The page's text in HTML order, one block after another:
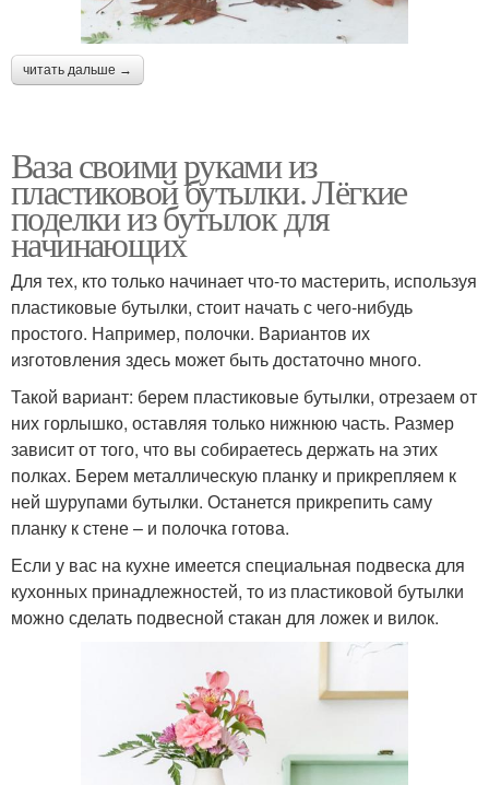
читать дальше →
Ваза своими руками из
пластиковой бутылки. Лёгкие
поделки из бутылок для
начинающих
Для тех, кто только начинает что-то мастерить, используя
пластиковые бутылки, стоит начать с чего-нибудь
простого. Например, полочки. Вариантов их
изготовления здесь может быть достаточно много.
Такой вариант: берем пластиковые бутылки, отрезаем от
них горлышко, оставляя только нижнюю часть. Размер
зависит от того, что вы собираетесь держать на этих
полках. Берем металлическую планку и прикрепляем к
ней шурупами бутылки. Останется прикрепить саму
планку к стене – и полочка готова.
Если у вас на кухне имеется специальная подвеска для
кухонных принадлежностей, то из пластиковой бутылки
можно сделать подвесной стакан для ложек и вилок.